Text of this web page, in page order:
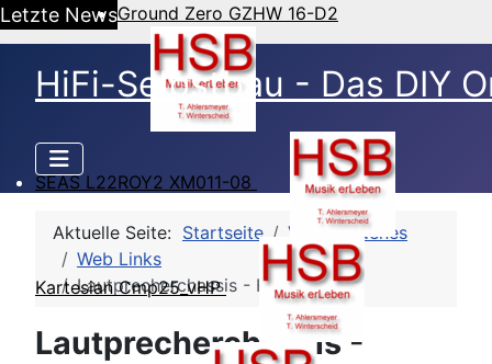
Letzte NewsGround Zero GZHW 16-D2
SEAS L22ROY2 XM011-08
Kartesian Cmp25_vHP
HiFi-Selbstbau - Das DIY
Aktuelle Seite: Startseite
Verschiedenes
Web Links
Lautprecherchassis - Hersteller
Lautprecherchassis -